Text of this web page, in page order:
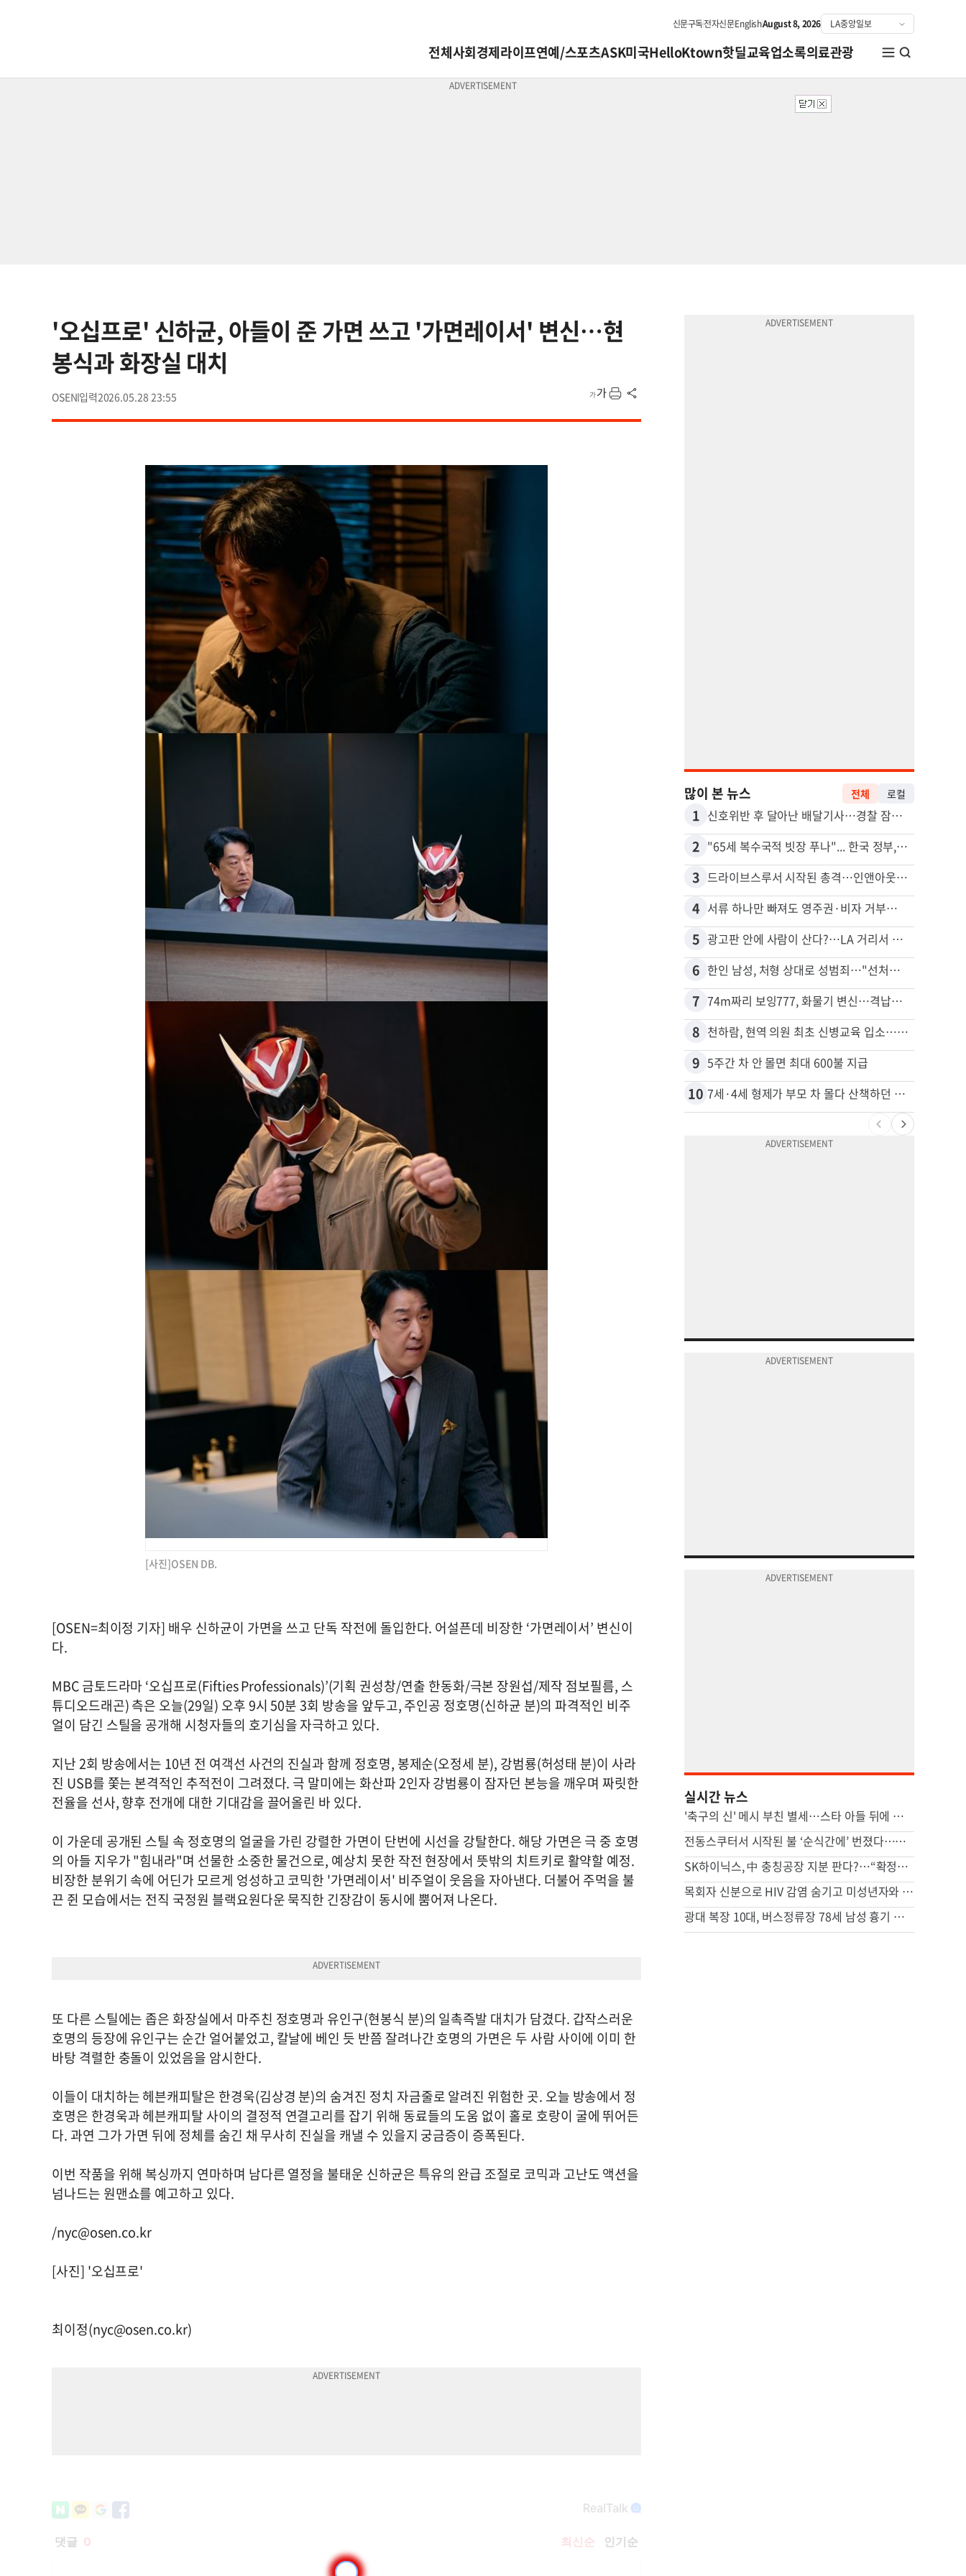
신문구독전자신문EnglishAugust 8, 2026
전체사회경제라이프연예/스포츠ASK미국HelloKtown핫딜교육업소록의료관광
'오십프로' 신하균, 아들이 준 가면 쓰고 '가면레이서' 변신…현
봉식과 화장실 대치
OSEN 2026.05.28 23:55
[사진]OSEN DB.
[OSEN=최이정 기자] 배우 신하균이 가면을 쓰고 단독 작전에 돌입한다. 어설픈데 비장한 ‘가면레이서’ 변신이
다.
MBC 금토드라마 ‘오십프로(Fifties Professionals)’(기획 권성창/연출 한동화/극본 장원섭/제작 점보필름, 스
튜디오드래곤) 측은 오늘(29일) 오후 9시 50분 3회 방송을 앞두고, 주인공 정호명(신하균 분)의 파격적인 비주
얼이 담긴 스틸을 공개해 시청자들의 호기심을 자극하고 있다.
지난 2회 방송에서는 10년 전 여객선 사건의 진실과 함께 정호명, 봉제순(오정세 분), 강범룡(허성태 분)이 사라
진 USB를 쫓는 본격적인 추적전이 그려졌다. 극 말미에는 화산파 2인자 강범룡이 잠자던 본능을 깨우며 짜릿한
전율을 선사, 향후 전개에 대한 기대감을 끌어올린 바 있다.
이 가운데 공개된 스틸 속 정호명의 얼굴을 가린 강렬한 가면이 단번에 시선을 강탈한다. 해당 가면은 극 중 호명
의 아들 지우가 "힘내라"며 선물한 소중한 물건으로, 예상치 못한 작전 현장에서 뜻밖의 치트키로 활약할 예정.
비장한 분위기 속에 어딘가 모르게 엉성하고 코믹한 '가면레이서' 비주얼이 웃음을 자아낸다. 더불어 주먹을 불
끈 쥔 모습에서는 전직 국정원 블랙요원다운 묵직한 긴장감이 동시에 뿜어져 나온다.
또 다른 스틸에는 좁은 화장실에서 마주친 정호명과 유인구(현봉식 분)의 일촉즉발 대치가 담겼다. 갑작스러운
호명의 등장에 유인구는 순간 얼어붙었고, 칼날에 베인 듯 반쯤 잘려나간 호명의 가면은 두 사람 사이에 이미 한
바탕 격렬한 충돌이 있었음을 암시한다.
이들이 대치하는 헤븐캐피탈은 한경욱(김상경 분)의 숨겨진 정치 자금줄로 알려진 위험한 곳. 오늘 방송에서 정
호명은 한경욱과 헤븐캐피탈 사이의 결정적 연결고리를 잡기 위해 동료들의 도움 없이 홀로 호랑이 굴에 뛰어든
다. 과연 그가 가면 뒤에 정체를 숨긴 채 무사히 진실을 캐낼 수 있을지 궁금증이 증폭된다.
이번 작품을 위해 복싱까지 연마하며 남다른 열정을 불태운 신하균은 특유의 완급 조절로 코믹과 고난도 액션을
넘나드는 원맨쇼를 예고하고 있다.
/nyc@osen.co.kr
[사진] '오십프로'
최이정(nyc@osen.co.kr)
많이 본 뉴스 전체 로컬
1 신호위반 후 달아난 배달기사…경찰 잠복해 잡고보니 ‘반전’
2 "65세 복수국적 빗장 푸나"... 한국 정부, 연령 완화 전면 추진
3 드라이브스루서 시작된 총격…인앤아웃 참사 영상 공개
4 서류 하나만 빠져도 영주권·비자 거부…심사관 재량권 대폭 확대
5 광고판 안에 사람이 산다?…LA 거리서 화제
6 한인 남성, 처형 상대로 성범죄…"선처해줬더니 배신자 취급"
7 74m짜리 보잉777, 화물기 변신…격납고서 ‘보물’ 찾는 인천공항
8 천하람, 현역 의원 최초 신병교육 입소…논산서 2박3일 생활
9 5주간 차 안 몰면 최대 600불 지급
10 7세·4세 형제가 부모 차 몰다 산책하던 여성 들이받아
실시간 뉴스
'축구의 신' 메시 부친 별세…스타 아들 뒤에 선 조용한 조력자
전동스쿠터서 시작된 불 ‘순식간에’ 번졌다…차량·마을회관 덮쳐
SK하이닉스, 中 충칭공장 지분 판다?…“확정된 바는 없다”
목회자 신분으로 HIV 감염 숨기고 미성년자와 성관계
광대 복장 10대, 버스정류장 78세 남성 흉기 살해 혐의